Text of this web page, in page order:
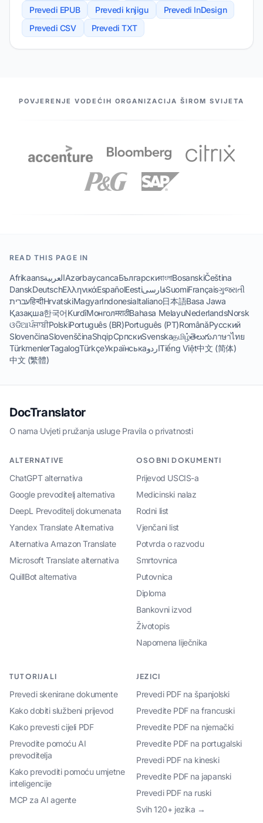
Prevedi EPUB
Prevedi knjigu
Prevedi InDesign
Prevedi CSV
Prevedi TXT
NAŠI PARTNERI
POVJERENJE VODEĆIH ORGANIZACIJA ŠIROM SVIJETA
READ THIS PAGE IN
AfrikaansالعربيةAzərbaycancaБългарскиবাংলাBosanskiČeština
DanskDeutschΕλληνικάEspañolEestiفارسیSuomiFrançaisગુજરાતી
עבריתहिन्दीHrvatskiMagyarIndonesiaItaliano日本語Basa Jawa
Қазақша한국어KurdîМонголमराठीBahasa MelayuNederlandsNorsk
ଓଡିଆਪੰਜਾਬੀPolskiPortuguês (BR)Português (PT)RomânăРусский
SlovenčinaSlovenščinaShqipСрпскиSvenskaதமிழ்తెలుగుภาษาไทย
TürkmenlerTagalogTürkçeУкраїнськаاردوTiếng Việt中文 (简体)
中文 (繁體)
DocTranslator
O nama·Uvjeti pružanja usluge·Pravila o privatnosti
ALTERNATIVE
ChatGPT alternativa
Google prevoditelj alternativa
DeepL Prevoditelj dokumenata
Yandex Translate Alternativa
Alternativa Amazon Translate
Microsoft Translate alternativa
QuillBot alternativa
OSOBNI DOKUMENTI
Prijevod USCIS-a
Medicinski nalaz
Rodni list
Vjenčani list
Potvrda o razvodu
Smrtovnica
Putovnica
Diploma
Bankovni izvod
Životopis
Napomena liječnika
TUTORIJALI
Prevedi skenirane dokumente
Kako dobiti službeni prijevod
Kako prevesti cijeli PDF
Prevodite pomoću AI
prevoditelja
Kako prevoditi pomoću umjetne
inteligencije
MCP za AI agente
JEZICI
Prevedi PDF na španjolski
Prevedite PDF na francuski
Prevedite PDF na njemački
Prevedite PDF na portugalski
Prevedi PDF na kineski
Prevedite PDF na japanski
Prevedi PDF na ruski
Svih 120+ jezika →